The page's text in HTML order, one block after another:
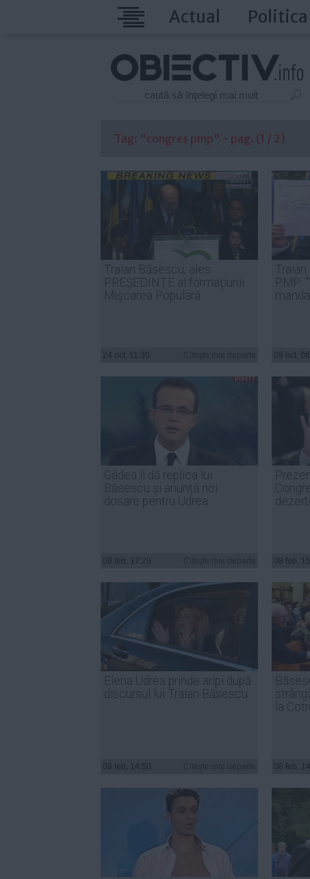
Actual Politica
Tag: "congres pmp" - pag. (1 / 2)
Traian Băsescu, ales
PREŞEDINTE al formaţiunii
Mişcarea Populară
24 oct, 11:30
PMP:
09 oct,
Gâdea îi dă replica lui
Băsescu şi anunţă noi
dosare pentru Udrea
08 feb, 17:29 08 feb,
Elena Udrea prinde aripi după
discursul lui Traian Băsescu
08 feb, 14:50
la
08 feb,